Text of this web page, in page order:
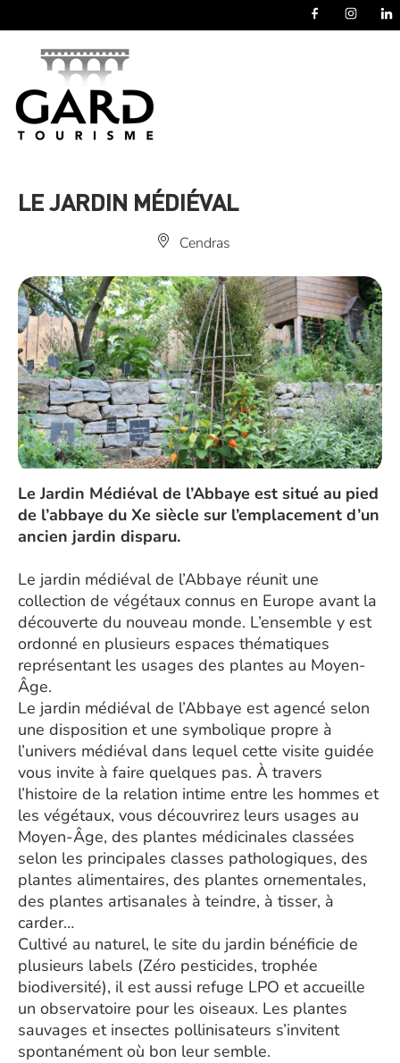
LE JARDIN MÉDIÉVAL
Cendras
Le Jardin Médiéval de l’Abbaye est situé au pied
de l’abbaye du Xe siècle sur l’emplacement d’un
ancien jardin disparu.
Le jardin médiéval de l’Abbaye réunit une
collection de végétaux connus en Europe avant la
découverte du nouveau monde. L’ensemble y est
ordonné en plusieurs espaces thématiques
représentant les usages des plantes au Moyen-
Âge.
Le jardin médiéval de l’Abbaye est agencé selon
une disposition et une symbolique propre à
l’univers médiéval dans lequel cette visite guidée
vous invite à faire quelques pas. À travers
l’histoire de la relation intime entre les hommes et
les végétaux, vous découvrirez leurs usages au
Moyen-Âge, des plantes médicinales classées
selon les principales classes pathologiques, des
plantes alimentaires, des plantes ornementales,
des plantes artisanales à teindre, à tisser, à
carder…
Cultivé au naturel, le site du jardin bénéficie de
plusieurs labels (Zéro pesticides, trophée
biodiversité), il est aussi refuge LPO et accueille
un observatoire pour les oiseaux. Les plantes
sauvages et insectes pollinisateurs s’invitent
spontanément où bon leur semble.